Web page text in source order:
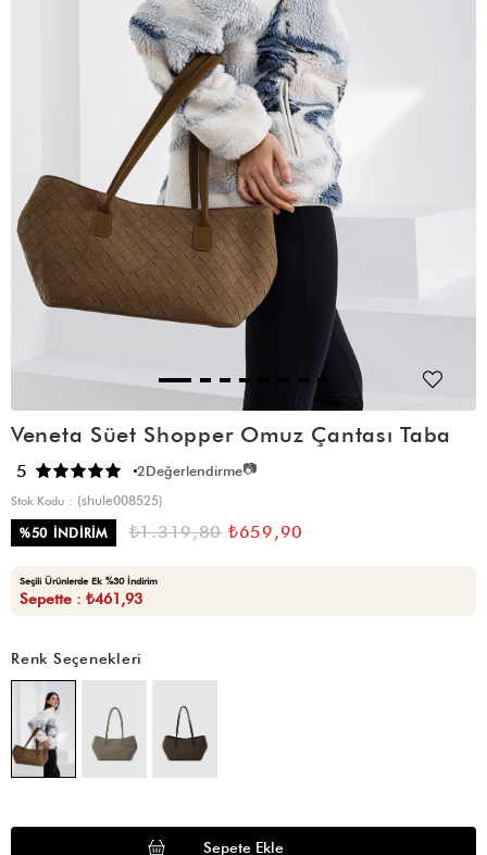
Veneta Süet Shopper Omuz Çantası Taba
5 2Değerlendirme📷
Stok Kodu
(shule008525)
%50 İNDIRIM ₺1.319,80 ₺659,90
Seçili Ürünlerde Ek %30 İndirim
Sepette : ₺461,93
Renk Seçenekleri